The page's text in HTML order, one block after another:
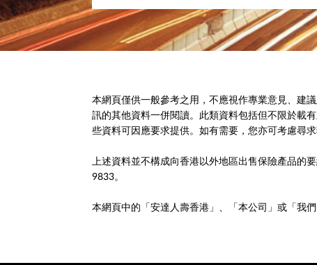
本網頁僅供一般參考之用，不應視作專業意見、建
訊的其他資料一併閱讀。此類資料包括但不限於載
些資料可因應要求提供。如有需要，您亦可考慮尋求
上述資料並不構成向香港以外地區出售保險產品的
9833。
本網頁中的「安達人壽香港」、「本公司」或「我